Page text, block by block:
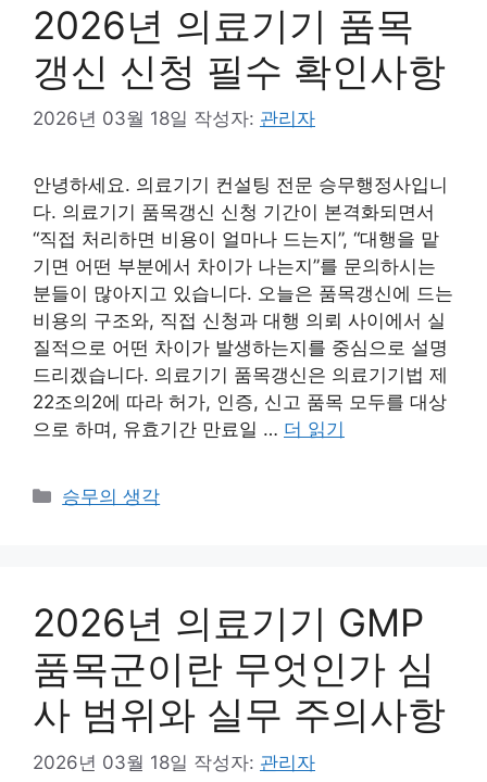
2026년 의료기기 품목
갱신 신청 필수 확인사항
2026년 03월 18일 작성자: 관리자
안녕하세요. 의료기기 컨설팅 전문 승무행정사입니
다. 의료기기 품목갱신 신청 기간이 본격화되면서
“직접 처리하면 비용이 얼마나 드는지”, “대행을 맡
기면 어떤 부분에서 차이가 나는지”를 문의하시는
분들이 많아지고 있습니다. 오늘은 품목갱신에 드는
비용의 구조와, 직접 신청과 대행 의뢰 사이에서 실
질적으로 어떤 차이가 발생하는지를 중심으로 설명
드리겠습니다. 의료기기 품목갱신은 의료기기법 제
22조의2에 따라 허가, 인증, 신고 품목 모두를 대상
으로 하며, 유효기간 만료일 … 더 읽기
카
승무의 생각
2026년 의료기기 GMP
품목군이란 무엇인가 심
사 범위와 실무 주의사항
2026년 03월 18일 작성자: 관리자